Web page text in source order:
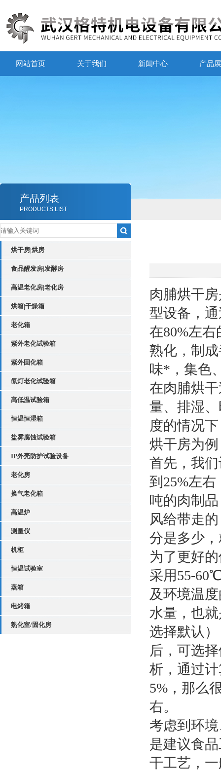
网站首页 关于我们 新闻中心 产品
产品列表
PRODUCTS LIST
烘干房|烘房
食品醒发房|发酵房
高温老化房|老化房
烘箱|干燥箱
老化箱
紫外老化试验箱
紫外固化箱
氙灯老化试验箱
高低温试验箱
恒温恒湿箱
盐雾腐蚀试验箱
IP外壳防护试验设备
老化房
换气老化箱
高温炉
测量仪
机柜
恒温试验室
蒸箱
电烤箱
熟化室/固化房
肉脯烘干
型设备，
在80%左
熟化，制
味*，集色
在肉脯烘
量、排湿
度的情况
烘干房为
首先，我
到25%左
吨的肉制
风给带走
分是多少
为了更好
采用55-
及环境温
水量，也
选择默认
后，可选
析，通过
5%，那么
右。
考虑到环
是建议食
干工艺，